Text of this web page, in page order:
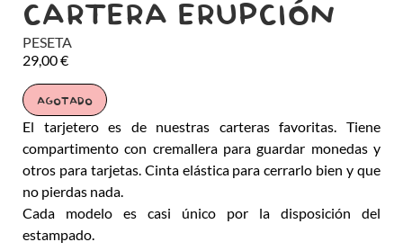
CARTERA ERUPCIÓN
PESETA
29,00€
AGOTADO
El tarjetero es de nuestras carteras favoritas. Tiene
compartimento con cremallera para guardar monedas y
otros para tarjetas. Cinta elástica para cerrarlo bien y que
no pierdas nada.
Cada modelo es casi único por la disposición del
estampado.